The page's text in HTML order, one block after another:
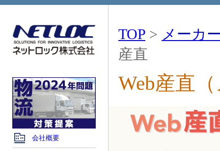
会社概要
TOP > メーカ
産直
Web産直